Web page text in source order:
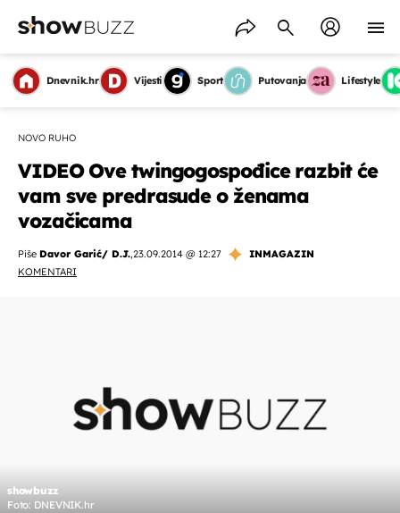
Dnevnik.hr Vijesti Sport Putovanja Lifestyle
NOVO RUHO
VIDEO Ove twingogospođice razbit će
vam sve predrasude o ženama
vozačicama
Piše Davor Garić/ D.J.,23.09.2014 @ 12:27
INMAGAZIN
KOMENTARI
showbuzz
Foto: DNEVNIK.hr